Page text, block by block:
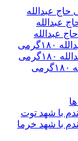
حاج عبدالله
عبدالله
عبدالله
با شهد توت
با شهد خرما